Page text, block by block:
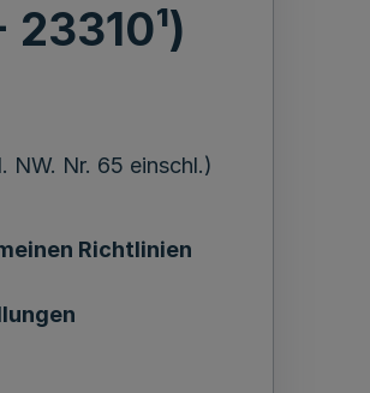
23310¹)
NW. Nr. 65 einschl.)
Richtlinien